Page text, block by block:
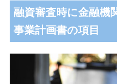
融資審査時に金融機
事業計画書の項目